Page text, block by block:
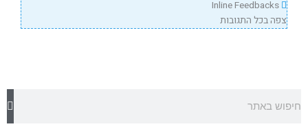
צפה בכל התגובות